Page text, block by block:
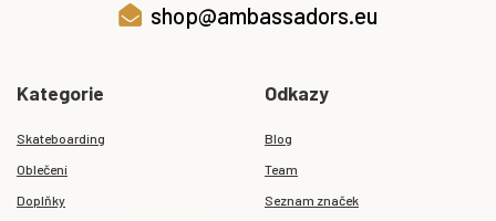
shop@ambassadors.eu
Kategorie
Skateboarding
Oblečení
Doplňky
Odkazy
Blog
Team
Seznam značek